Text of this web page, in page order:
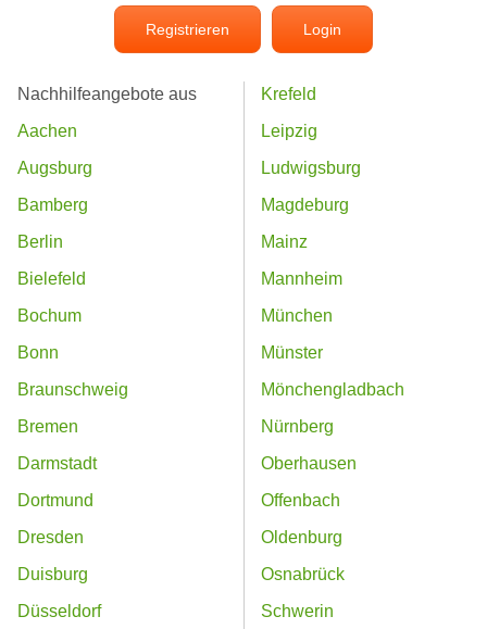
Registrieren Login
Nachhilfeangebote aus
Aachen
Augsburg
Bamberg
Berlin
Bielefeld
Bochum
Bonn
Braunschweig
Bremen
Darmstadt
Dortmund
Dresden
Duisburg
Düsseldorf
Krefeld
Leipzig
Ludwigsburg
Magdeburg
Mainz
Mannheim
München
Münster
Mönchengladbach
Nürnberg
Oberhausen
Offenbach
Oldenburg
Osnabrück
Schwerin